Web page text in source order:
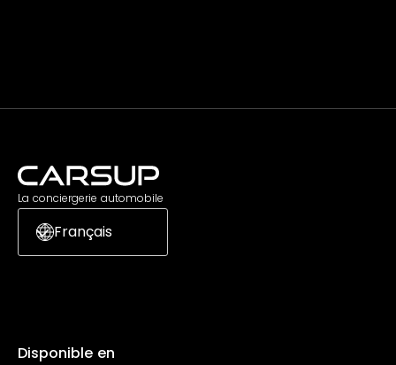
La conciergerie automobile
Français
Disponible en